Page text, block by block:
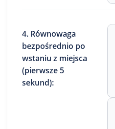
4. Równowaga
bezpośrednio po
wstaniu z miejsca
(pierwsze 5
sekund):